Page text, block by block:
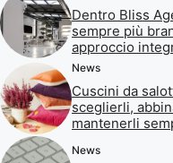
Dentro Bliss
sempre più
approccio
News
Cuscini da
sceglierli,
mantenerli
News